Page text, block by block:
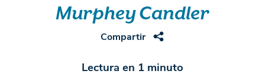
Murphey Candler
Compartir
Lectura en 1 minuto